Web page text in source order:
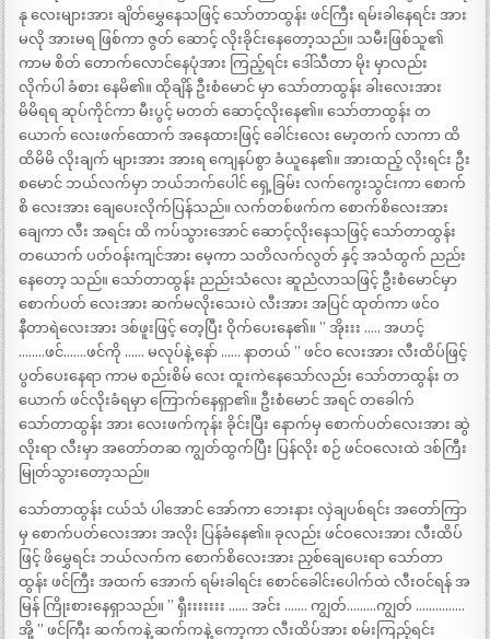
နု လေးများအား ချိတ်မွှေနေသဖြင့် သော်တာထွန်း ဖင်ကြီး ရမ်းခါနေရင်း အား
မလို အားမရ ဖြစ်ကာ ဇွတ် ဆောင့် လိုးခိုင်းနေတော့သည်။ သမီးဖြစ်သူ၏
ကာမ စိတ် တောက်လောင်နေပုံအား ကြည့်ရင်း ဒေါ်သီတာ မိုး မှာလည်း
လိုက်ပါ ခံစား နေမိ၏။ ထိုချိန် ဦးစံမောင် မှာ သော်တာထွန်း ခါးလေးအား
မိမိရရ ဆုပ်ကိုင်ကာ မီးပွင့် မတတ် ဆောင့်လိုးနေ၏။ သော်တာထွန်း တ
ယောက် လေးဖက်ထောက် အနေထားဖြင့် ခေါင်းလေး မော့တက် လာကာ ထိ
ထိမိမိ လိုးချက် များအား အားရ ကျေနပ်စွာ ခံယူနေ၏။ အားထည့် လိုးရင်း ဦး
စမောင် ဘယ်လက်မှာ ဘယ်ဘက်ပေါင် ရှေ့ခြမ်း လက်ကွေးသွင်းကာ စောက်
စိ လေးအား ချေပေးလိုက်ပြန်သည်။ လက်တစ်ဖက်က စောက်စိလေးအား
ချေကာ လီး အရင်း ထိ ကပ်သွားအောင် ဆောင့်လိုးနေသဖြင့် သော်တာထွန်း
တယောက် ပတ်ဝန်းကျင်အား မေ့ကာ သတိလက်လွတ် နှင့် အသံထွက် ညည်း
နေတော့ သည်။ သော်တာထွန်း ညည်းသံလေး ဆူညံလာသဖြင့် ဦးစံမောင်မှာ
စောက်ပတ် လေးအား ဆက်မလိုးသေးပဲ လီးအား အပြင် ထုတ်ကာ ဖင်ဝ
နီတာရဲလေးအား ဒစ်ဖူးဖြင့် တေ့ပြီး ဝိုက်ပေးနေ၏။ ” အိုးးး ….. အဟင့်
……..ဖင်…….ဖင်ကို …… မလုပ်နဲ့ နော် …… နာတယ် ” ဖင်ဝ လေးအား လီးထိပ်ဖြင့်
ပွတ်ပေးနေရာ ကာမ စည်းစိမ် လေး ထူးကဲနေသော်လည်း သော်တာထွန်း တ
ယောက် ဖင်လိုးခံရမှာ ကြောက်နေရှာ၏။ ဦးစံမောင် အရင် တခေါက်
သော်တာထွန်း အား လေးဖက်ကုန်း ခိုင်းပြီး နောက်မှ စောက်ပတ်လေးအား ဆွဲ
လိုးရာ လီးမှာ အတော်တဆ ကျွတ်ထွက်ပြီး ပြန်လိုး စဉ် ဖင်ဝလေးထဲ ဒစ်ကြီး
မြုတ်သွားတော့သည်။
သော်တာထွန်း ငယ်သံ ပါအောင် အော်ကာ ဘေးနား လှဲချပစ်ရင်း အတော်ကြာ
မှ စောက်ပတ်လေးအား အလိုး ပြန်ခံနေ၏။ ခုလည်း ဖင်ဝလေးအား လီးထိပ်
ဖြင့် ဖိမွှေရင်း ဘယ်လက်က စောက်စိလေးအား ညှစ်ချေပေးရာ သော်တာ
ထွန်း ဖင်ကြီး အထက် အောက် ရမ်းခါရင်း စောင်ခေါင်းပေါက်ထဲ လီးဝင်ရန် အ
မြန် ကြိုးစားနေရှာသည်။ ” ရှီးးးးးးး …… အင်း ……. ကျွတ်………ကျွတ် ……………
အို့ ” ဖင်ကြီး ဆက်ကနဲ့ ဆက်ကနဲ့ ကော့ကာ လီးထိပ်အား စမ်းကြည့်ရင်း